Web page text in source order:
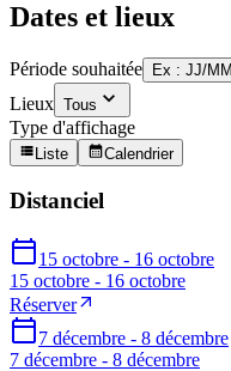
Dates et lieux
Période souhaitée Ex : JJ/
Lieux Tous
Type d'affichage
Liste Calendrier
Distanciel
15 octobre - 16 octobre
15 octobre - 16 octobre
Réserver
7 décembre - 8 décembre
7 décembre - 8 décembre